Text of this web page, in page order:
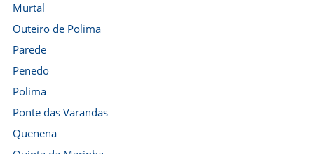
Murtal
Outeiro de Polima
Parede
Penedo
Polima
Ponte das Varandas
Quenena